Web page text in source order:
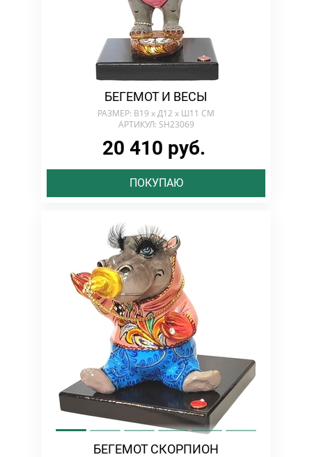
БЕГЕМОТ И ВЕСЫ
РАЗМЕР: В19 х Д12 х Ш11 СМ
АРТИКУЛ: SH23069
20 410 руб.
ПОКУПАЮ
БЕГЕМОТ СКОРПИОН